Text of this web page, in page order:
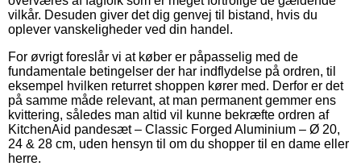
vilkår. Desuden giver det dig genvej til bistand, hvis du
oplever vanskeligheder ved din handel.
For øvrigt foreslår vi at køber er påpasselig med de
fundamentale betingelser der har indflydelse på ordren, til
eksempel hvilken returret shoppen kører med. Derfor er det
på samme måde relevant, at man permanent gemmer ens
kvittering, således man altid vil kunne bekræfte ordren af
KitchenAid pandesæt – Classic Forged Aluminium – Ø 20,
24 & 28 cm, uden hensyn til om du shopper til en dame eller
herre.